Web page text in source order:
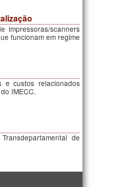
impressoras/scanners
funcionam em regime
e custos relacionados
IMECC.
de